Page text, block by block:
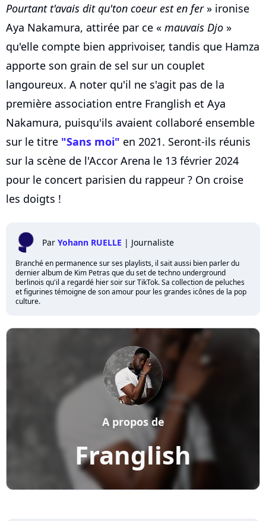
Pourtant t'avais dit qu'ton coeur est en fer» ironise
Aya Nakamura, attirée par ce « mauvais Djo »
qu'elle compte bien apprivoiser, tandis que Hamza
apporte son grain de sel sur un couplet
langoureux. A noter qu'il ne s'agit pas de la
première association entre Franglish et Aya
Nakamura, puisqu'ils avaient collaboré ensemble
sur le titre "Sans moi" en 2021. Seront-ils réunis
sur la scène de l'Accor Arena le 13 février 2024
pour le concert parisien du rappeur ? On croise
les doigts !
Par Yohann RUELLE | Journaliste
Branché en permanence sur ses playlists, il sait aussi bien parler du
dernier album de Kim Petras que du set de techno underground
berlinois qu'il a regardé hier soir sur TikTok. Sa collection de peluches
et figurines témoigne de son amour pour les grandes icônes de la pop
culture.
Franglish
A propos de